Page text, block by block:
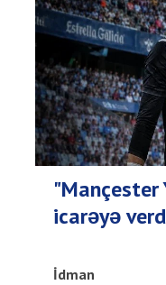
"Mançester
icarəyə
İdman